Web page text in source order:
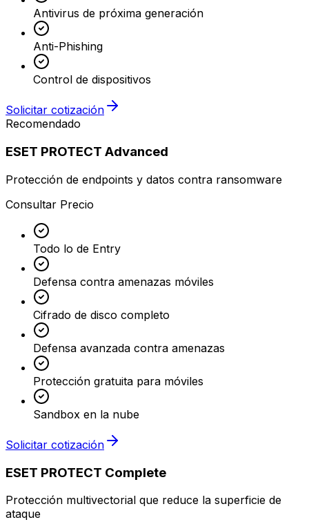
Antivirus de próxima generación
Anti-Phishing
Control de dispositivos
Solicitar cotización
Recomendado
ESET PROTECT Advanced
Protección de endpoints y datos contra ransomware
Consultar Precio
Todo lo de Entry
Defensa contra amenazas móviles
Cifrado de disco completo
Defensa avanzada contra amenazas
Protección gratuita para móviles
Sandbox en la nube
Solicitar cotización
ESET PROTECT Complete
Protección multivectorial que reduce la superficie de
ataque